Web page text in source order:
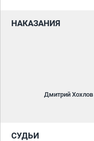
НАКАЗАНИЯ
Дмитрий Хохлов
СУДЬИ